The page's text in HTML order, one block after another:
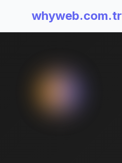
whyweb.com.tr